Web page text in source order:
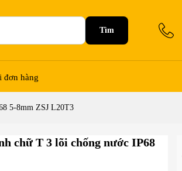
Tìm
đơn hàng
5-8mm ZSJ L20T3
chữ T 3 lõi chống nước IP68